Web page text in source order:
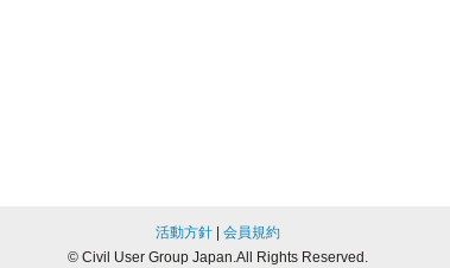
活動方針| 会員規約
© Civil User Group Japan.All Rights Reserved.